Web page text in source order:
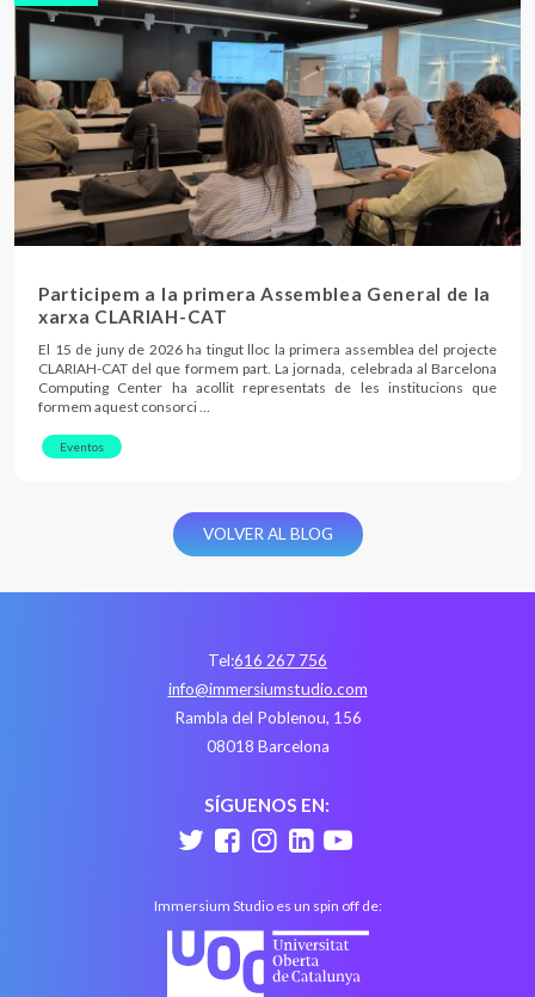
Participem a la primera Assemblea General de la
xarxa CLARIAH-CAT
El 15 de juny de 2026 ha tingut lloc la primera assemblea del projecte
CLARIAH-CAT del que formem part. La jornada, celebrada al Barcelona
Computing Center ha acollit representats de les institucions que
formem aquest consorci …
Eventos
VOLVER AL BLOG
Tel:616 267 756
info@immersiumstudio.com
Rambla del Poblenou, 156
08018 Barcelona
SÍGUENOS EN:
Immersium Studio es un spin off de: